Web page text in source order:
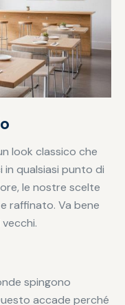
look classico che
in qualsiasi punto di
le nostre scelte
raffinato. Va bene
spingono
accade perché